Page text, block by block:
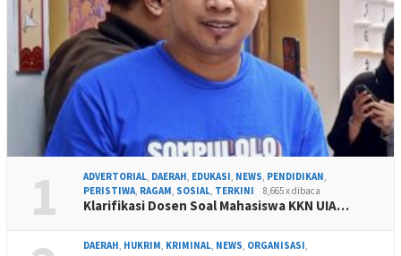
1 ADVERTORIAL, DAERAH, EDUKASI, NEWS, PENDIDIKAN,
PERISTIWA, RAGAM, SOSIAL, TERKINI 8,665 x dibaca
Klarifikasi Dosen Soal Mahasiswa KKN UIA…
DAERAH, HUKRIM, KRIMINAL, NEWS, ORGANISASI,